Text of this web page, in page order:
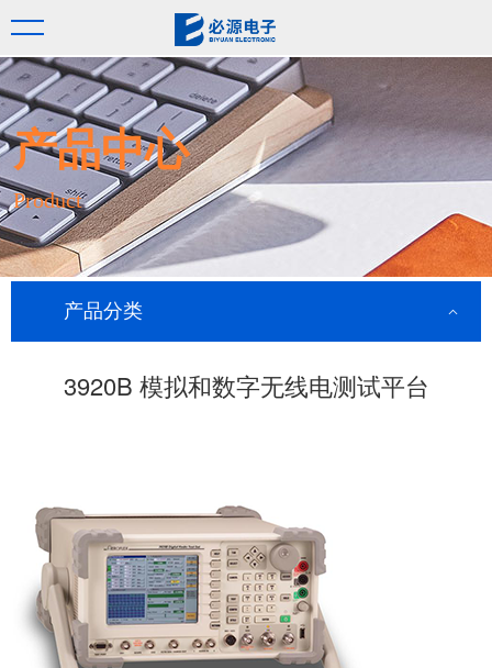
产品中心
Product
产品分类
3920B 模拟和数字无线电测试平台